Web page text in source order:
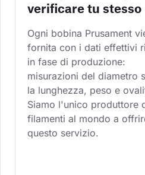
verificare tu stesso
Ogni bobina Prusament
fornita con i dati effettivi
in fase di produzione:
misurazioni del diametro
la lunghezza, peso e
Siamo l'unico produttore
filamenti al mondo a
questo servizio.